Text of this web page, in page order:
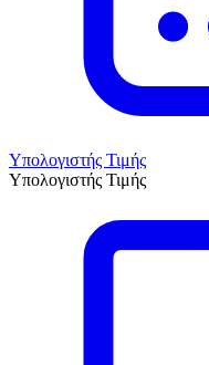
Υπολογιστής Τιμής
Υπολογιστής Τιμής